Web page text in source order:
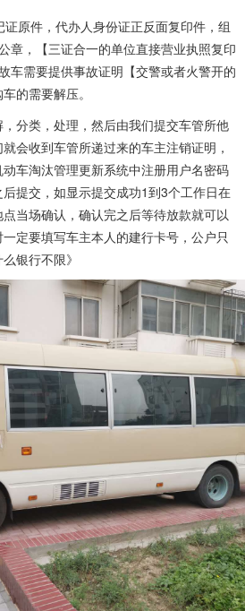
原件，代办人身份证正反面复印件，组
章，【三证合一的单位直接营业执照复印
车需要提供事故证明【交警或者火警开的
的需要解压。
分类，处理，然后由我们提交车管所他
会收到车管所递过来的车主注销证明，
车淘汰管理更新系统中注册用户名密码
提交，如显示提交成功1到3个工作日在
当场确认，确认完之后等待放款就可以
定要填写车主本人的建行卡号，公户只
银行不限》